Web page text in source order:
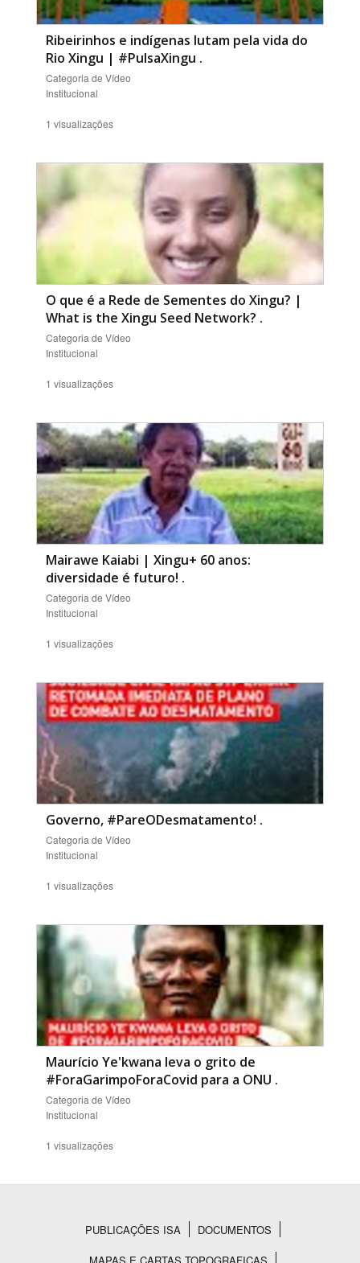
Ribeirinhos e indígenas lutam pela vida do
Rio Xingu | #PulsaXingu .
Categoria de Vídeo
Institucional
1 visualizações
O que é a Rede de Sementes do Xingu? |
What is the Xingu Seed Network? .
Categoria de Vídeo
Institucional
1 visualizações
Mairawe Kaiabi | Xingu+ 60 anos:
diversidade é futuro! .
Categoria de Vídeo
Institucional
1 visualizações
Governo, #PareODesmatamento! .
Categoria de Vídeo
Institucional
1 visualizações
Maurício Ye'kwana leva o grito de
#ForaGarimpoForaCovid para a ONU .
Categoria de Vídeo
Institucional
1 visualizações
Rodapé
PUBLICAÇÕES ISA
DOCUMENTOS